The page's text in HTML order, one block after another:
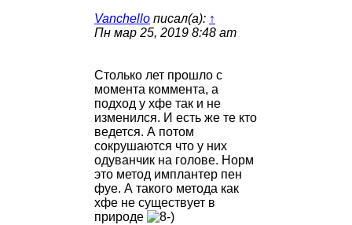
Vanchello писал(а): ↑
Пн мар 25, 2019 8:48 am
Столько лет прошло с
момента коммента, а
подход у хфе так и не
изменился. И есть же те кто
ведется. А потом
сокрушаются что у них
одуванчик на голове. Норм
это метод имплантер пен
фуе. А такого метода как
хфе не существует в
природе